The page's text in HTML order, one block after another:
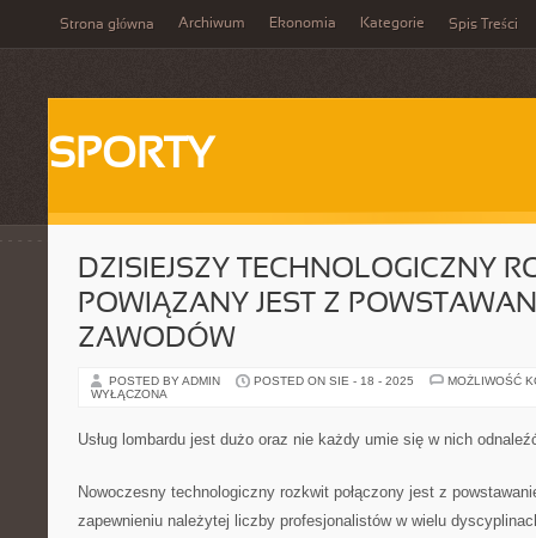
Strona główna Archiwum Ekonomia Kategorie Spis Treści
SPORTY
DZISIEJSZY TECHNOLOGICZNY
POWIĄZANY JEST Z
ZAWODÓW
POSTED BY ADMIN POSTED ON SIE - 18 - 2025
MOŻLIWOŚĆ
WYŁĄCZONA
Usług lombardu jest dużo oraz nie każdy umie się w nich
Nowoczesny technologiczny rozkwit połączony jest z
zapewnieniu należytej liczby profesjonalistów w wielu